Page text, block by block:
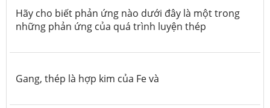
Hãy cho biết phản ứng nào dưới đây là một trong
những phản ứng của quá trình luyện thép
Gang, thép là hợp kim của Fe và